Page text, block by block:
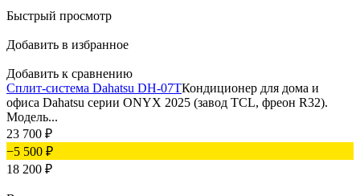
Быстрый просмотр
Добавить в избранное
Добавить к сравнению
Сплит-система Dahatsu DH-07TКондиционер для дома и
офиса Dahatsu серии ONYX 2025 (завод TCL, фреон R32).
Модель...
23 700 ₽
−5 500 ₽
18 200 ₽